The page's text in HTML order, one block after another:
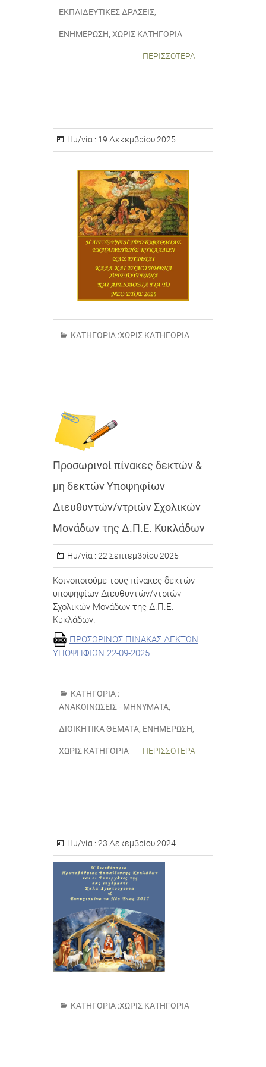
ΕΚΠΑΙΔΕΥΤΙΚΈΣ ΔΡΆΣΕΙΣ,
ΕΝΗΜΈΡΩΣΗ, ΧΩΡΊΣ ΚΑΤΗΓΟΡΊΑ
ΠΕΡΙΣΣΌΤΕΡΑ
Ημ/νία : 19 Δεκεμβρίου 2025
ΚΑΤΗΓΟΡΊΑ :ΧΩΡΊΣ ΚΑΤΗΓΟΡΊΑ
Προσωρινοί πίνακες δεκτών &
μη δεκτών Υποψηφίων
Διευθυντών/ντριών Σχολικών
Μονάδων της Δ.Π.Ε. Κυκλάδων
Ημ/νία : 22 Σεπτεμβρίου 2025
Κοινοποιούμε τους πίνακες δεκτών
υποψηφίων Διευθυντών/ντριών
Σχολικών Μονάδων της Δ.Π.Ε.
Κυκλάδων.
ΠΡΟΣΩΡΙΝΟΣ ΠΙΝΑΚΑΣ ΔΕΚΤΩΝ
ΥΠΟΨΗΦΙΩΝ 22-09-2025
ΚΑΤΗΓΟΡΊΑ :
ΑΝΑΚΟΙΝΏΣΕΙΣ - ΜΗΝΎΜΑΤΑ,
ΔΙΟΙΚΗΤΙΚΆ ΘΈΜΑΤΑ, ΕΝΗΜΈΡΩΣΗ,
ΧΩΡΊΣ ΚΑΤΗΓΟΡΊΑ ΠΕΡΙΣΣΌΤΕΡΑ
Ημ/νία : 23 Δεκεμβρίου 2024
ΚΑΤΗΓΟΡΊΑ :ΧΩΡΊΣ ΚΑΤΗΓΟΡΊΑ